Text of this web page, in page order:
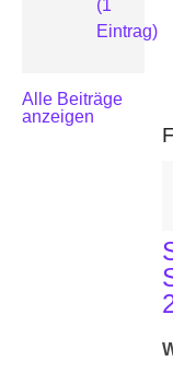
(1
Eintrag)
Alle Beiträge
anzeigen